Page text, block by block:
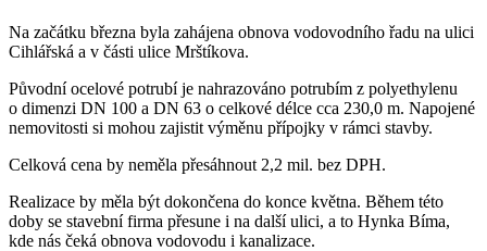
Na začátku března byla zahájena obnova vodovodního řadu na ulici
Cihlářská a v části ulice Mrštíkova.
Původní ocelové potrubí je nahrazováno potrubím z polyethylenu
o dimenzi DN 100 a DN 63 o celkové délce cca 230,0 m. Napojené
nemovitosti si mohou zajistit výměnu přípojky v rámci stavby.
Celková cena by neměla přesáhnout 2,2 mil. bez DPH.
Realizace by měla být dokončena do konce května. Během této
doby se stavební firma přesune i na další ulici, a to Hynka Bíma,
kde nás čeká obnova vodovodu i kanalizace.